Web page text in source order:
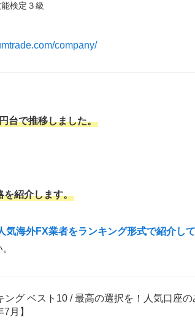
検定３級
company/
台で推移しました。
を紹介します。
気海外FX業者をランキング形式で紹介し
グ ベスト10 / 最高の選択を！人気口座の
月】